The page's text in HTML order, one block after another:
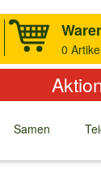
0
Samen
↓